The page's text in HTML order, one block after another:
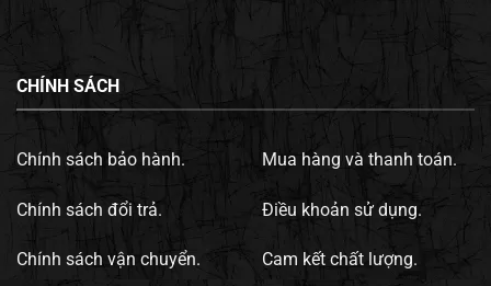
CHÍNH SÁCH
Chính sách bảo hành.
Chính sách đổi trả.
Chính sách vận chuyển.
Mua hàng và thanh toán.
Điều khoản sử dụng.
Cam kết chất lượng.